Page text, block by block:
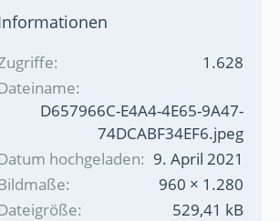
1.628
D657966C-E4A4-4E65-9A47-
74DCABF34EF6.jpeg
hochgeladen
9. April 2021
960 × 1.280
529,41 kB